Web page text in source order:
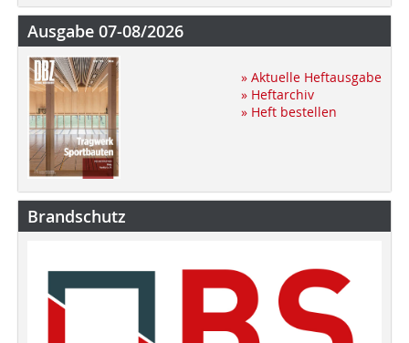
Ausgabe 07-08/2026
» Aktuelle Heftausgabe
» Heftarchiv
» Heft bestellen
Brandschutz